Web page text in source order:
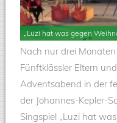
„Luzi hat was gegen
Nach nur drei
Fünftklässler Eltern
Adventsabend in der
der Johannes-Kepler-
Singspiel „Luzi hat